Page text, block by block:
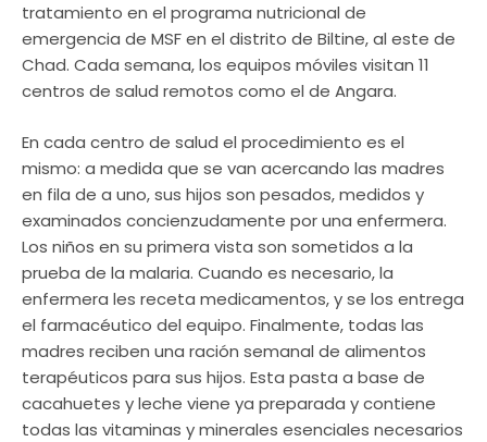
tratamiento en el programa nutricional de
emergencia de MSF en el distrito de Biltine, al este de
Chad. Cada semana, los equipos móviles visitan 11
centros de salud remotos como el de Angara.
En cada centro de salud el procedimiento es el
mismo: a medida que se van acercando las madres
en fila de a uno, sus hijos son pesados, medidos y
examinados concienzudamente por una enfermera.
Los niños en su primera vista son sometidos a la
prueba de la malaria. Cuando es necesario, la
enfermera les receta medicamentos, y se los entrega
el farmacéutico del equipo. Finalmente, todas las
madres reciben una ración semanal de alimentos
terapéuticos para sus hijos. Esta pasta a base de
cacahuetes y leche viene ya preparada y contiene
todas las vitaminas y minerales esenciales necesarios